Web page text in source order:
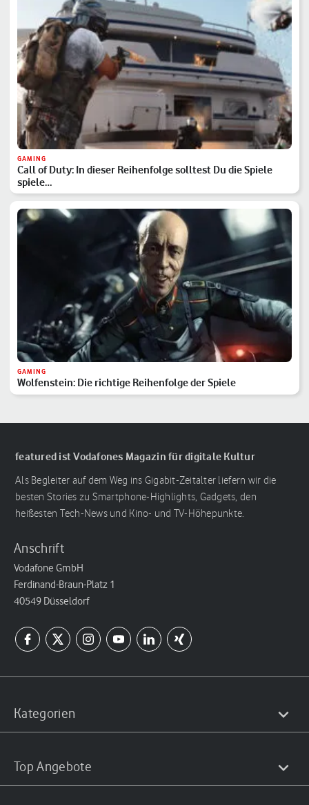
GAMING
Call of Duty: In dieser Reihenfolge solltest Du die Spiele
spiele…
GAMING
Wolfenstein: Die richtige Reihenfolge der Spiele
featured ist Vodafones Magazin für digitale Kultur
Als Begleiter auf dem Weg ins Gigabit-Zeitalter liefern wir die
besten Stories zu Smartphone-Highlights, Gadgets, den
heißesten Tech-News und Kino- und TV-Höhepunkte.
Anschrift
Vodafone GmbH
Ferdinand-Braun-Platz 1
40549 Düsseldorf
Kategorien
Top Angebote